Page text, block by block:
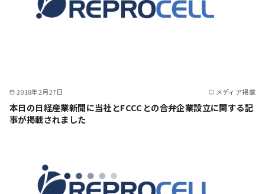
2018年2月27日 メディア掲載
本日の日経産業新聞に当社とFCCCとの合弁企業設立に関する記
事が掲載されました